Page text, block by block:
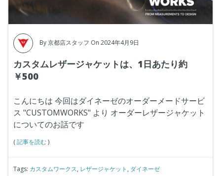
By京都店スタッフ On 2024年4月9日
カスタムレザージャケットは、1日あたり約
￥500
こんにちは 今回はダイネーゼのオーダーメードサービ
ス "CUSTOMWORKS" より オーダーレザージャケット
についてのお話です
(記事を読む)
Tags: カスタムワークス, レザージャケット , ダイネーゼ